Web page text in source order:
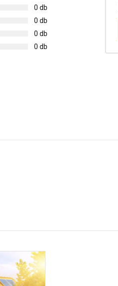
0 db
0 db
0 db
0 db